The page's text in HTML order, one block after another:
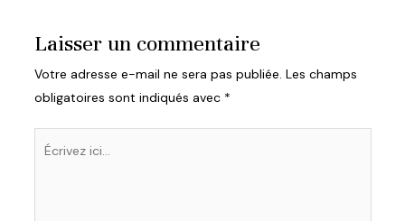
Laisser un commentaire
Votre adresse e-mail ne sera pas publiée. Les champs
obligatoires sont indiqués avec *